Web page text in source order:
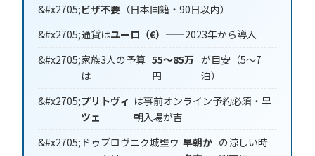
ビザ不要 （日本国籍・90日以内）
通貨はユーロ（€） ——2023年から導入
家族3人の予算
は
55〜85万
円
が目安（5〜7
泊）
プリトヴィ
ツェ
は事前オンライン予約必須・早
朝入場が吉
ドゥブロヴニク城壁ウ 早朝か の涼しい時